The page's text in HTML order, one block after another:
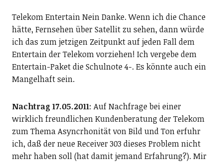
Telekom Entertain Nein Danke. Wenn ich die Chance
hätte, Fernsehen über Satellit zu sehen, dann würde
ich das zum jetzigen Zeitpunkt auf jeden Fall dem
Entertain der Telekom vorziehen! Ich vergebe dem
Entertain-Paket die Schulnote 4-. Es könnte auch ein
Mangelhaft sein.
Nachtrag 17.05.2011: Auf Nachfrage bei einer
wirklich freundlichen Kundenberatung der Telekom
zum Thema Asyncrhonität von Bild und Ton erfuhr
ich, daß der neue Receiver 303 dieses Problem nicht
mehr haben soll (hat damit jemand Erfahrung?). Mir